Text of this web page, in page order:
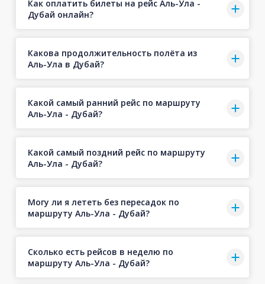
Как оплатить билеты на рейс Аль-Ула -
Дубай онлайн?
Какова продолжительность полёта из
Аль-Ула в Дубай?
Какой самый ранний рейс по маршруту
Аль-Ула - Дубай?
Какой самый поздний рейс по маршруту
Аль-Ула - Дубай?
Могу ли я лететь без пересадок по
маршруту Аль-Ула - Дубай?
Сколько есть рейсов в неделю по
маршруту Аль-Ула - Дубай?